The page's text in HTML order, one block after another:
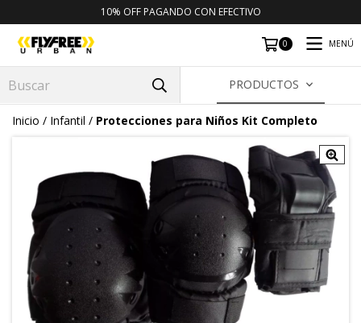
10% OFF PAGANDO CON EFECTIVO
0 MENÚ
PRODUCTOS
Inicio / Infantil / Protecciones para Niños Kit Completo